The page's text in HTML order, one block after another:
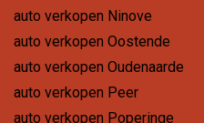
auto verkopen Ninove
auto verkopen Oostende
auto verkopen Oudenaarde
auto verkopen Peer
auto verkopen Poperinge